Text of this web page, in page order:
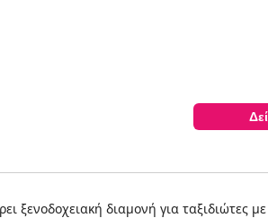
ξενοδοχειακή διαμονή για ταξιδιώτες